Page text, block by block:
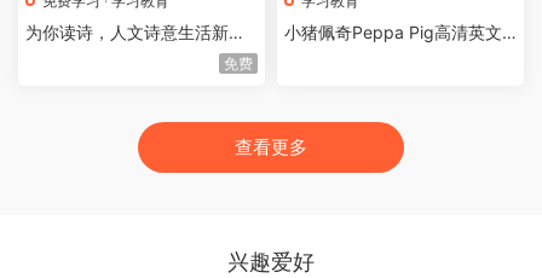
为你读诗，人文诗意生活新方
免费
小猪佩奇Peppa Pig高清英文
查看更多
兴趣爱好